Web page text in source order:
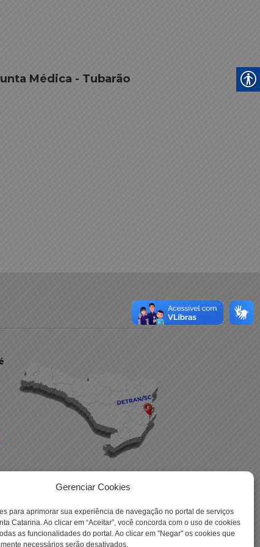
Gerenciar Cookies
para aprimorar sua experiência de navegação no portal de serviços
Catarina. Ao clicar em “Aceitar”, você concorda com o uso de cookies
as funcionalidades do portal. Ao clicar em "Negar" os cookies que
necessários serão desativados.
Médica - Tubarão